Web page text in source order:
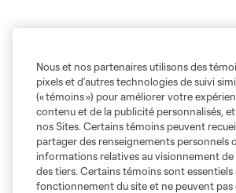
Nous et nos partenaires utilisons des
pixels et d’autres technologies de suivi
(« témoins ») pour améliorer votre
contenu et de la publicité personnalisés,
nos Sites. Certains témoins peuvent
partager des renseignements personnels
informations relatives au visionnement de
des tiers. Certains témoins sont essentiels
fonctionnement du site et ne peuvent pas